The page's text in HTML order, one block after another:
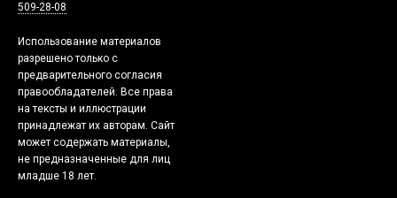
509-28-08
Использование материалов
разрешено только с
предварительного согласия
правообладателей. Все права
на тексты и иллюстрации
принадлежат их авторам. Сайт
может содержать материалы,
не предназначенные для лиц
младше 18 лет.